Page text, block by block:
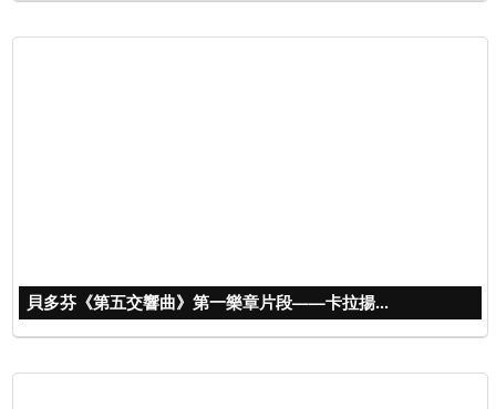
貝多芬《第五交響曲》第一樂章片段——卡拉揚...